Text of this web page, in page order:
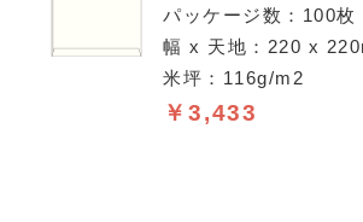
パッケージ数：100枚
幅 x 天地：220 x
米坪：116g/m2
￥3,433